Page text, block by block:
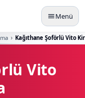
Menü
Kağıthane Şoförlü Vito
Vito